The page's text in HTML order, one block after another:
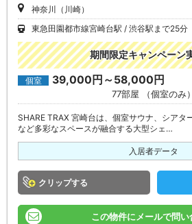
神奈川（川崎）
東急田園都市線宮崎台駅
渋谷駅まで25分
期間限定キャンペーン
個室 39,000円～58,000円
77部屋 （個室のみ）
SHARE TRAX 宮崎台は、個室サウナ、シアタ
など多彩なスペースが融合する大型シェ…
入居者データ
クリップ
この物件にメールで問い